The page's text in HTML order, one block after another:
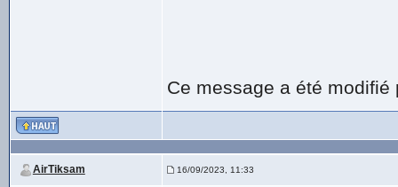
Ce message a été
AirTiksam 16/09/2023, 11:33